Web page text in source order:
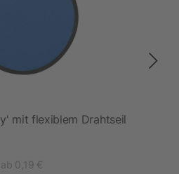
mit flexiblem Drahtseil
ab 0,19 €